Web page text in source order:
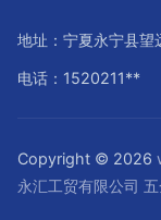
地址：宁夏永宁县
电话：1520211**
Copyright © 2026
永汇工贸有限公司